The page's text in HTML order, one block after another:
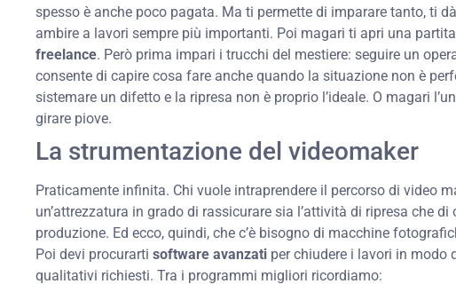
spesso è anche poco pagata. Ma ti permette di imparare tanto, ti
ambire a lavori sempre più importanti. Poi magari ti apri una
freelance. Però prima impari i trucchi del mestiere: seguire un
consente di capire cosa fare anche quando la situazione non è
sistemare un difetto e la ripresa non è proprio l’ideale. O magari
girare piove.
La strumentazione del videomaker
Praticamente infinita. Chi vuole intraprendere il percorso di video
un’attrezzatura in grado di rassicurare sia l’attività di ripresa che
produzione. Ed ecco, quindi, che c’è bisogno di macchine
Poi devi procurarti software avanzati per chiudere i lavori in modo
qualitativi richiesti. Tra i programmi migliori ricordiamo: